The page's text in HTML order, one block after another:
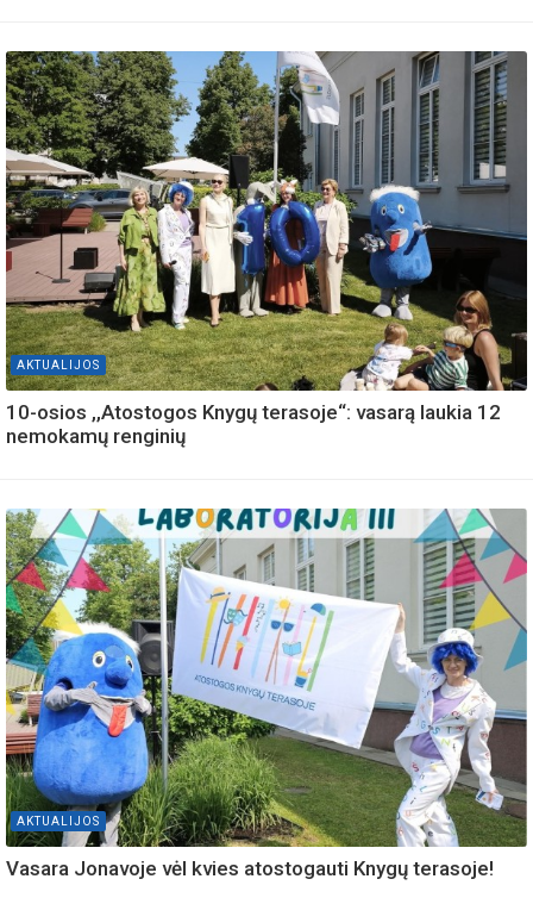
AKTUALIJOS
10-osios ,,Atostogos Knygų terasoje“: vasarą laukia 12
nemokamų renginių
AKTUALIJOS
Vasara Jonavoje vėl kvies atostogauti Knygų terasoje!